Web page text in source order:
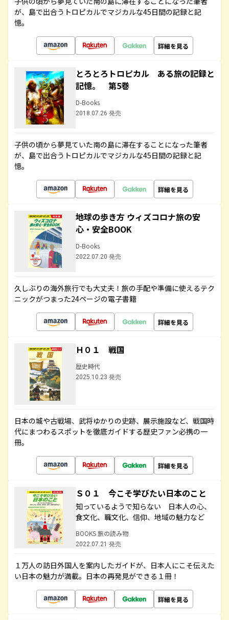
が、島で出合うトロピカルでマジカルな45日間の記録と記
憶。
詳細を見る
とろとろトロピカル ある旅の記録と
記憶。 第5巻
D-Books
2018.07.26 発売
子供の頃から夢見ていた南の島に滞在することになった筆者
が、島で出合うトロピカルでマジカルな45日間の記録と記
憶。
詳細を見る
地球の歩き方 ウィズコロナ旅の安
心・安全BOOK
D-Books
2022.07.20 発売
久しぶりの海外旅行でも大丈夫！旅の手配や準備に使えるテク
ニックがつまった24ページの電子書籍
詳細を見る
Ｈ０１ 戦国
歴史時代
2025.10.23 発売
日本の城や古戦場、武将ゆかりの史跡、展示施設など、戦国時
代にまつわるスポットを徹底ガイドする歴史ファン必携の一
冊。
詳細を見る
Ｓ０１ 今こそ学びたい日本のこと
知っているようで知らない 日本人の心、
食文化、職文化、信仰、地域の魅力など
BOOKS 旅の読み物
2022.07.21 発売
１万人の訪日外国人を案内したガイドが、日本人にこそ伝えた
い日本の魅力が満載。日本の再発見ができる１冊！
詳細を見る